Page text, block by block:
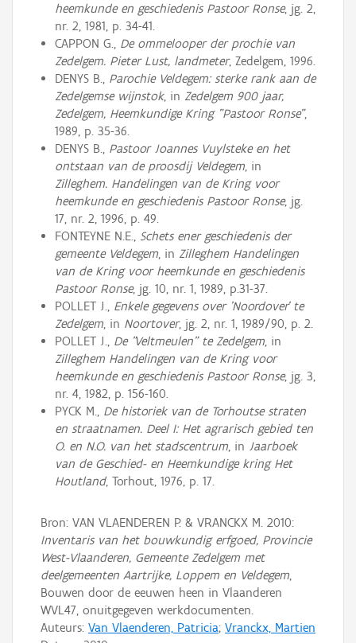
heemkunde en geschiedenis Pastoor Ronse, jg. 2,
nr. 2, 1981, p. 34-41.
CAPPON G., De ommelooper der prochie van
Zedelgem. Pieter Lust, landmeter, Zedelgem, 1996.
DENYS B., Parochie Veldegem: sterke rank aan de
Zedelgemse wijnstok, in Zedelgem 900 jaar,
Zedelgem, Heemkundige Kring "Pastoor Ronse",
1989, p. 35-36.
DENYS B., Pastoor Joannes Vuylsteke en het
ontstaan van de proosdij Veldegem, in
Zilleghem. Handelingen van de Kring voor
heemkunde en geschiedenis Pastoor Ronse, jg.
17, nr. 2, 1996, p. 49.
FONTEYNE N.E., Schets ener geschiedenis der
gemeente Veldegem, in Zilleghem Handelingen
van de Kring voor heemkunde en geschiedenis
Pastoor Ronse, jg. 10, nr. 1, 1989, p.31-37.
POLLET J., Enkele gegevens over 'Noordover' te
Zedelgem, in Noortover, jg. 2, nr. 1, 1989/90, p. 2.
POLLET J., De "Veltmeulen" te Zedelgem, in
Zilleghem Handelingen van de Kring voor
heemkunde en geschiedenis Pastoor Ronse, jg. 3,
nr. 4, 1982, p. 156-160.
PYCK M., De historiek van de Torhoutse straten
en straatnamen. Deel I: Het agrarisch gebied ten
O. en N.O. van het stadscentrum, in Jaarboek
van de Geschied- en Heemkundige kring Het
Houtland, Torhout, 1976, p. 17.
Bron: VAN VLAENDEREN P. & VRANCKX M. 2010:
Inventaris van het bouwkundig erfgoed, Provincie
West-Vlaanderen, Gemeente Zedelgem met
deelgemeenten Aartrijke, Loppem en Veldegem,
Bouwen door de eeuwen heen in Vlaanderen
WVL47, onuitgegeven werkdocumenten.
Auteurs: Van Vlaenderen, Patricia; Vranckx, Martien